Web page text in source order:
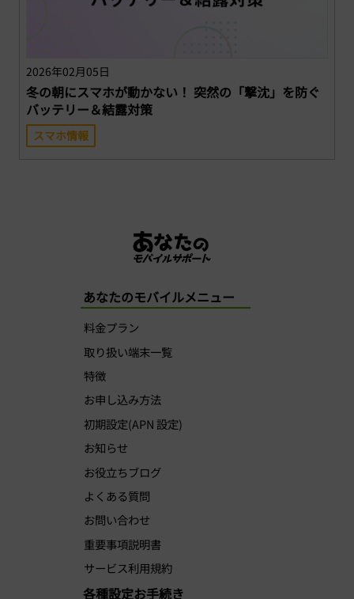
2026年02月05日
冬の朝にスマホが動かない！ 突然の「撃沈」を防ぐ
バッテリー＆結露対策
スマホ情報
あなたのモバイルメニュー
料金プラン
取り扱い端末一覧
特徴
お申し込み方法
初期設定(APN 設定)
お知らせ
お役立ちブログ
よくある質問
お問い合わせ
重要事項説明書
サービス利用規約
各種設定お手続き